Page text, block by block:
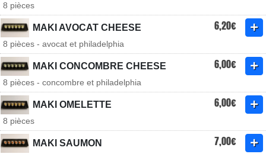
8 pièces
MAKI AVOCAT CHEESE 6,20€
8 pièces - avocat et philadelphia
MAKI CONCOMBRE CHEESE 6,00€
8 pièces - concombre et philadelphia
MAKI OMELETTE 6,00€
8 pièces
MAKI SAUMON 7,00€